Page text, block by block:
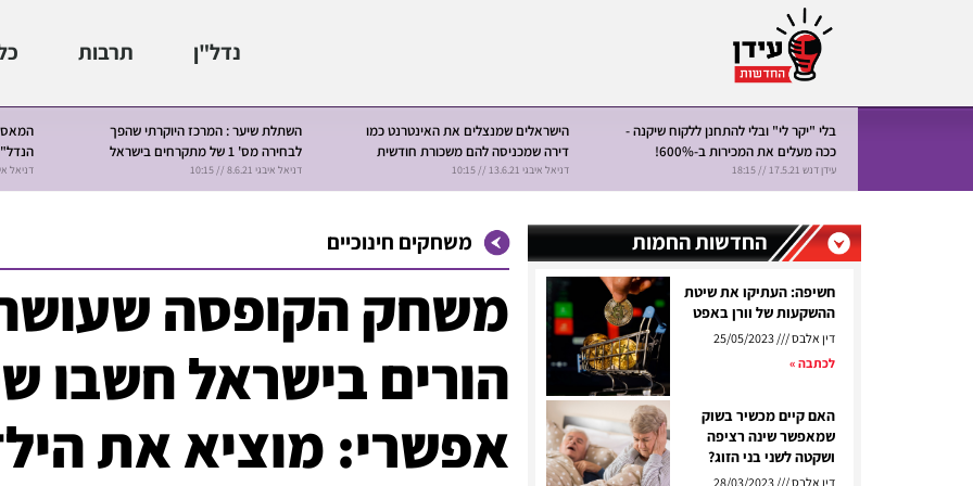
נדל"ן תרבות
השתלת שיער : המרכז היוקרתי שהפך
לבחירה מס' 1 של מתקרחים בישראל
דניאל איבגי 8.6.21 // 10:15
המאסטרו האיטלקי של עולם תיווך
הנדל"ן, מכר כ- 290 דירות ב 3 חודשים.
דניאל איבגי 21.6.21 // 10:00
בישראל לא מבינים שתוך 50 דקות אפשר
להשאיר בכיס עוד 100-170 אלף שקלים
מור משרקי 7.6.21 // 10:00
כ-180,000 ש"ח בממוצע על המשכנתא?
מור משרקי 2.6.21
החדשות החמות
חשיפה: העתיקו את שיטת
ההשקעות של וורן באפט
דין אלבס
לכתבה »
האם קיים מכשיר בשוק
שמאפשר שינה רציפה
ושקטה לשני בני הזוג?
דין אלבס
משחקים חינוכיים
משחק הקופסה
הורים בישראל חשבו
אפשרי: מוציא את